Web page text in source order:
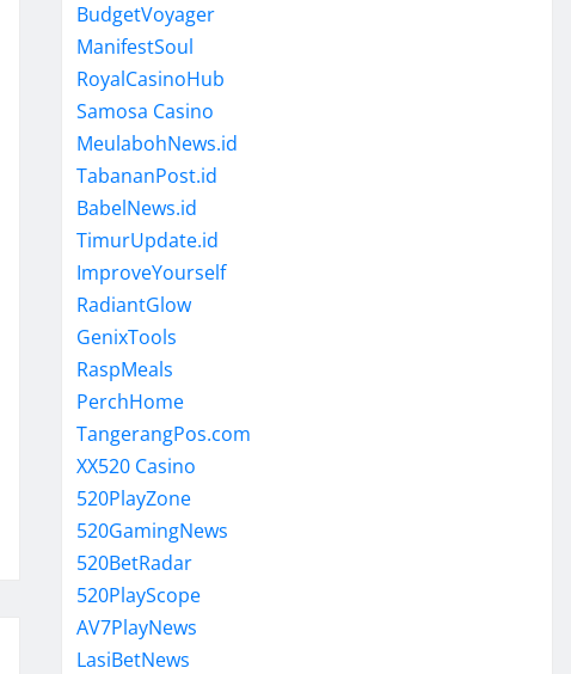
BudgetVoyager
ManifestSoul
RoyalCasinoHub
Samosa Casino
MeulabohNews.id
TabananPost.id
BabelNews.id
TimurUpdate.id
ImproveYourself
RadiantGlow
GenixTools
RaspMeals
PerchHome
TangerangPos.com
XX520 Casino
520PlayZone
520GamingNews
520BetRadar
520PlayScope
AV7PlayNews
LasiBetNews